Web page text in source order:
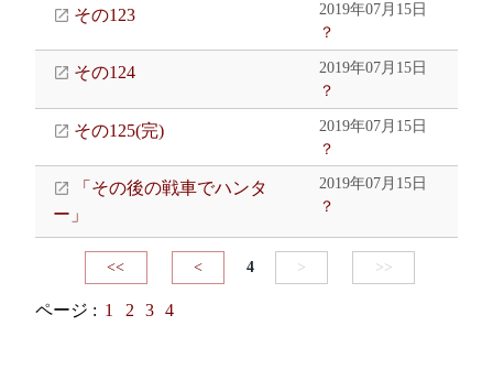
その123
2019年07月15日
？
その124
2019年07月15日
？
その125(完)
2019年07月15日
？
「その後の戦車でハンタ
ー」
2019年07月15日
？
<< < 4 > >>
ページ : 1 2 3 4